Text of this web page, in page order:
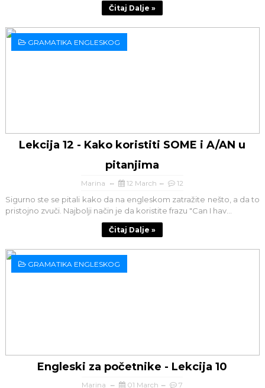
Čitaj Dalje »
GRAMATIKA ENGLESKOG
Lekcija 12 - Kako koristiti SOME i A/AN u
pitanjima
Marina 12 March 12
Sigurno ste se pitali kako da na engleskom zatražite nešto, a da to
pristojno zvuči. Najbolji način je da koristite frazu "Can I hav...
Čitaj Dalje »
GRAMATIKA ENGLESKOG
Engleski za početnike - Lekcija 10
Marina 01 March 7